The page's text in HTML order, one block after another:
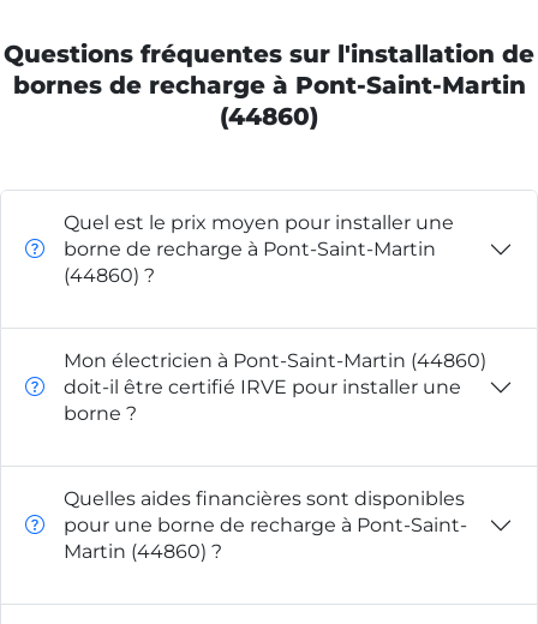
Questions fréquentes sur l'installation de
bornes de recharge à Pont-Saint-Martin
(44860)
Quel est le prix moyen pour installer une
borne de recharge à Pont-Saint-Martin
(44860) ?
Mon électricien à Pont-Saint-Martin (44860)
doit-il être certifié IRVE pour installer une
borne ?
Quelles aides financières sont disponibles
pour une borne de recharge à Pont-Saint-
Martin (44860) ?